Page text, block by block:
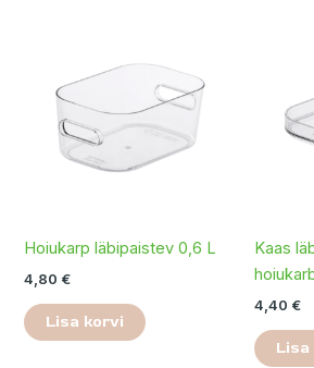
Hoiukarp läbipaistev 0,6 L
4,80 €
Lisa korvi
Kaas
4,40 €
Lisa